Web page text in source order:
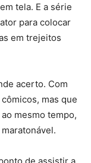
tela. E a série
para colocar
em trejeitos
acerto. Com
mas que
mesmo tempo,